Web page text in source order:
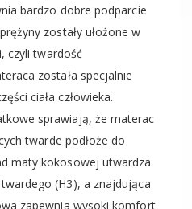
bardzo dobre podparcie
zostały ułożone w
czyli twardość
została specjalnie
ciała człowieka.
sprawiają, że materac
twarde podłoże do
maty kokosowej utwardza
(H3), a znajdująca
zapewnia wysoki komfort